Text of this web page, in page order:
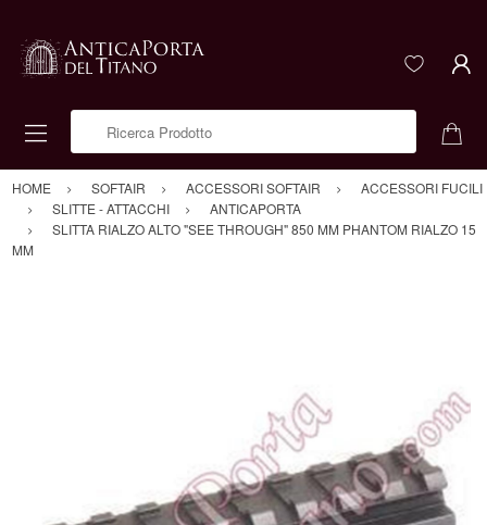
HOME SOFTAIR ACCESSORI SOFTAIR
ACCESSORI FUCILI
SLITTE - ATTACCHI
ANTICAPORTA
SLITTA RIALZO ALTO "SEE THROUGH" 850 MM PHANTOM RIALZO 15
MM